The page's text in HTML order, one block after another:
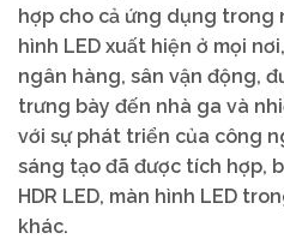
hợp cho cả ứng dụng trong
hình LED xuất hiện ở mọi
ngân hàng, sân vận động,
trưng bày đến nhà ga và
với sự phát triển của công
sáng tạo đã được tích hợp,
HDR LED, màn hình LED
khác.